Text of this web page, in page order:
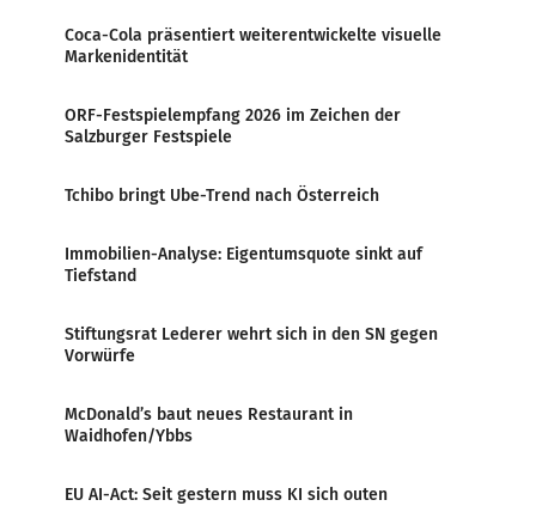
Coca-Cola präsentiert weiterentwickelte visuelle
Markenidentität
ORF-Festspielempfang 2026 im Zeichen der
Salzburger Festspiele
Tchibo bringt Ube-Trend nach Österreich
Immobilien-Analyse: Eigentumsquote sinkt auf
Tiefstand
Stiftungsrat Lederer wehrt sich in den SN gegen
Vorwürfe
McDonald’s baut neues Restaurant in
Waidhofen/Ybbs
EU AI-Act: Seit gestern muss KI sich outen